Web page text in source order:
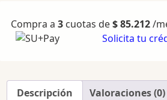
Compra a 3 cuotas de$85.212/
Solicita tu
Descripción Valoraciones (0)